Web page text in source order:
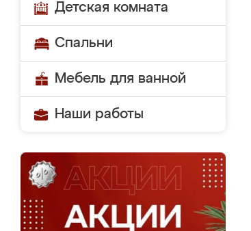
Детская комната
Спальни
Мебель для ванной
Наши работы